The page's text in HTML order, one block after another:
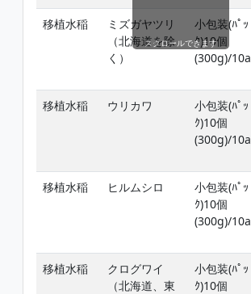
移植水稲
ミズガヤツリ
（北海道を除
く）
小包装(ﾊﾟｯ
ｸ)10個
(300g)/10a
移植水稲
ウリカワ
小包装(ﾊﾟｯ
ｸ)10個
(300g)/10a
移植水稲
ヒルムシロ
小包装(ﾊﾟｯ
ｸ)10個
(300g)/10a
移植水稲
クログワイ
（北海道、東
小包装(ﾊﾟｯ
ｸ)10個
スクロールできます